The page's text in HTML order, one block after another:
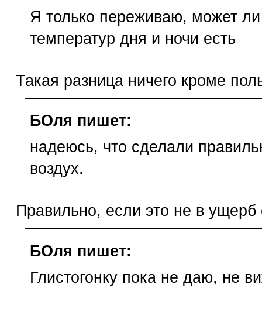
Я только переживаю, может
температур дня и ночи есть
Такая разница ничего кроме
БОля пишет:
надеюсь, что сделали
воздух.
Правильно, если это не в
БОля пишет:
Глистогонку пока не даю, не